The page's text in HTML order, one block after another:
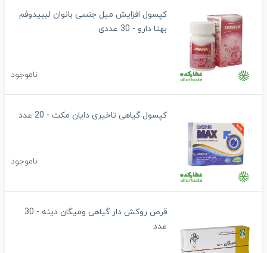
کپسول افزایش میل جنسی بانوان لیبیدوفم
بهتا دارو - 30 عددی
ناموجود
کپسول گیاهی تاخیری دایان مکث - 20 عدد
ناموجود
قرص روکش دار گیاهی ومیگان دینه - 30